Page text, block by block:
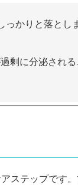
かりと落と
剰に分泌され
ステップです